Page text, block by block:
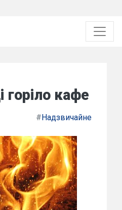
горіло кафе
#Надзвичайне